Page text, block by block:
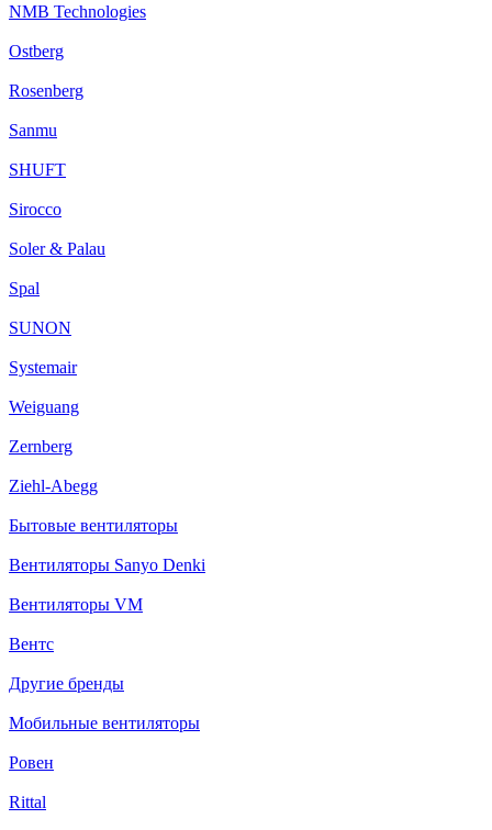
NMB Technologies
Ostberg
Rosenberg
Sanmu
SHUFT
Sirocco
Soler & Palau
Spal
SUNON
Systemair
Weiguang
Zernberg
Ziehl-Abegg
Бытовые вентиляторы
Вентиляторы Sanyo Denki
Вентиляторы VM
Вентс
Другие бренды
Мобильные вентиляторы
Ровен
Rittal